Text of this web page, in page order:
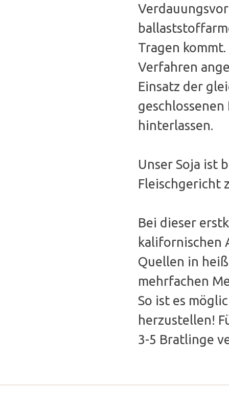
Tragen
Verfahren
Einsatz der
hinterlassen.
Unser Soja ist
Fleischgericht
Bei dieser
kalifornischen
Quellen in
mehrfachen
So ist es
herzustellen!
3-5 Bratlinge